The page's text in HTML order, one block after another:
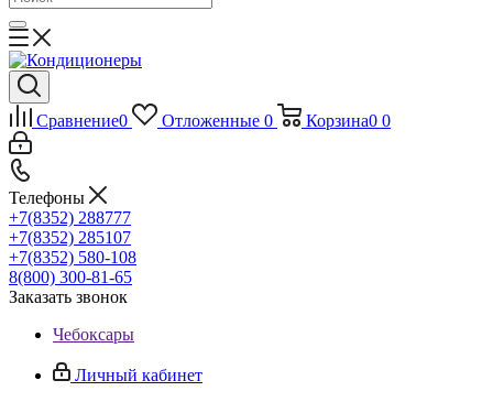
Сравнение0 Отложенные 0 Корзина0 0
Телефоны
+7(8352) 288777
+7(8352) 285107
+7(8352) 580-108
8(800) 300-81-65
Заказать звонок
Чебоксары
Личный кабинет